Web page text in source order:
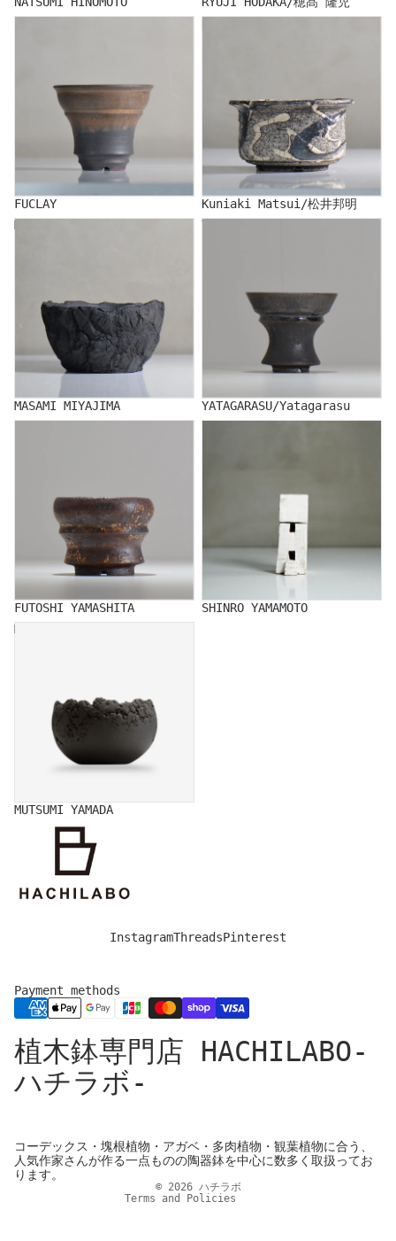
FUCLAY
Kuniaki Matsui/松井邦明
MASAMI MIYAJIMA
MASAMI MIYAJIMA
YATAGARASU/Yatagarasu
YATAGARASU/Yatagarasu
FUTOSHI YAMASHITA
SHINRO YAMAMOTO
MUTSUMI YAMADA
MUTSUMI YAMADA
InstagramThreadsPinterest
Payment methods
植木鉢専門店 HACHILABO-
ハチラボ-
コーデックス・塊根植物・アガベ・多肉植物・観葉植物に合う、
人気作家さんが作る一点ものの陶器鉢を中心に数多く取扱ってお
ります。
© 2026 ハチラボ
Terms and Policies
Privacy policy
Legal notice
Refund policy
Shipping policy
Cancellation policy
Terms of service